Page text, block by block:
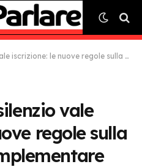
le nuove regole sulla previdenza complementare
vale
regole sulla